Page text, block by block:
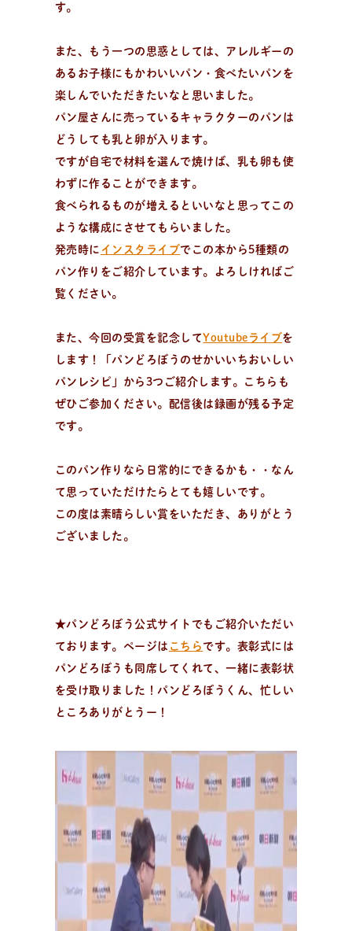
す。
また、もう一つの思惑としては、アレルギーの
あるお子様にもかわいいパン・食べたいパンを
楽しんでいただきたいなと思いました。
パン屋さんに売っているキャラクターのパンは
どうしても乳と卵が入ります。
ですが自宅で材料を選んで焼けば、乳も卵も使
わずに作ることができます。
食べられるものが増えるといいなと思ってこの
ような構成にさせてもらいました。
発売時に インスタライブでこの本から5種類の
パン作りをご紹介しています。よろしければご
覧ください。
また、今回の受賞を記念してYoutubeライブを
します！「パンどろぼうのせかいいちおいしい
パンレシピ」から3つご紹介します。こちらも
ぜひご参加ください。配信後は録画が残る予定
です。
このパン作りなら日常的にできるかも・・なん
て思っていただけたらとても嬉しいです。
この度は素晴らしい賞をいただき、ありがとう
ございました。
★パンどろぼう公式サイトでもご紹介いただい
ております。ページは こちら です。表彰式には
パンどろぼうも同席してくれて、一緒に表彰状
を受け取りました！パンどろぼうくん、忙しい
ところありがとうー！